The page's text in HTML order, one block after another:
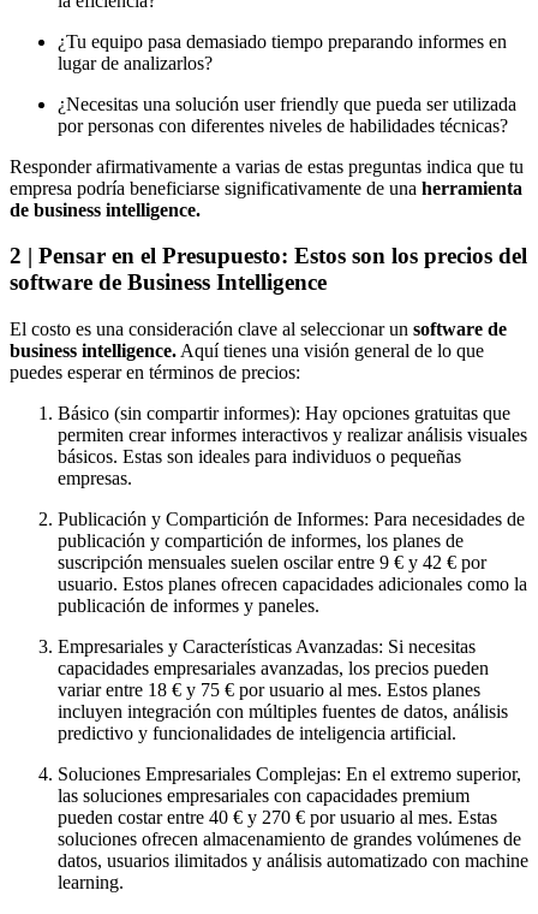
¿Tu equipo pasa demasiado tiempo preparando informes en
lugar de analizarlos?
¿Necesitas una solución user friendly que pueda ser utilizada
por personas con diferentes niveles de habilidades técnicas?
Responder afirmativamente a varias de estas preguntas indica que tu
empresa podría beneficiarse significativamente de una herramienta
de business intelligence.
2 | Pensar en el Presupuesto: Estos son los precios del
software de Business Intelligence
El costo es una consideración clave al seleccionar un software de
business intelligence. Aquí tienes una visión general de lo que
puedes esperar en términos de precios:
Básico (sin compartir informes): Hay opciones gratuitas que
permiten crear informes interactivos y realizar análisis visuales
básicos. Estas son ideales para individuos o pequeñas
empresas.
Publicación y Compartición de Informes: Para necesidades de
publicación y compartición de informes, los planes de
suscripción mensuales suelen oscilar entre 9 € y 42 € por
usuario. Estos planes ofrecen capacidades adicionales como la
publicación de informes y paneles.
Empresariales y Características Avanzadas: Si necesitas
capacidades empresariales avanzadas, los precios pueden
variar entre 18 € y 75 € por usuario al mes. Estos planes
incluyen integración con múltiples fuentes de datos, análisis
predictivo y funcionalidades de inteligencia artificial.
Soluciones Empresariales Complejas: En el extremo superior,
las soluciones empresariales con capacidades premium
pueden costar entre 40 € y 270 € por usuario al mes. Estas
soluciones ofrecen almacenamiento de grandes volúmenes de
datos, usuarios ilimitados y análisis automatizado con machine
learning.